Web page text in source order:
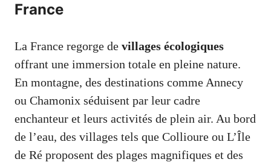
France
La France regorge de villages écologiques
offrant une immersion totale en pleine nature.
En montagne, des destinations comme Annecy
ou Chamonix séduisent par leur cadre
enchanteur et leurs activités de plein air. Au bord
de l’eau, des villages tels que Collioure ou L’Île
de Ré proposent des plages magnifiques et des